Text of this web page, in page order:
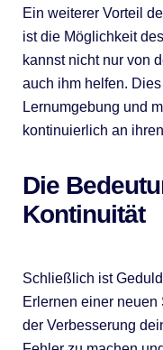
Ein weiterer Vorteil
ist die Möglichkeit
kannst nicht nur von
auch ihm helfen.
Lernumgebung und
kontinuierlich an
Die
Kontinuität
Schließlich ist
Erlernen einer
der Verbesserung